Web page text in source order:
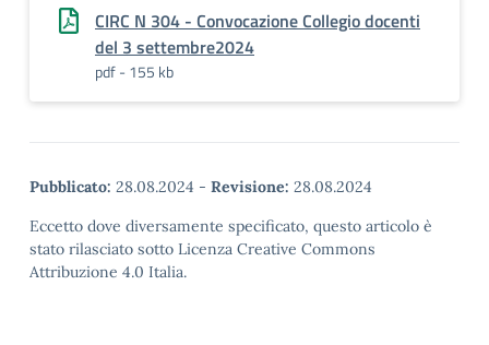
CIRC N 304 - Convocazione Collegio docenti
del 3 settembre2024
pdf - 155 kb
Pubblicato: 28.08.2024 - Revisione: 28.08.2024
Eccetto dove diversamente specificato, questo articolo è
stato rilasciato sotto Licenza Creative Commons
Attribuzione 4.0 Italia.